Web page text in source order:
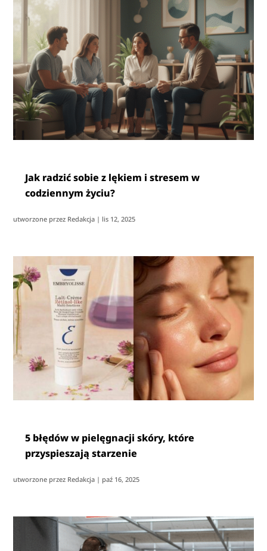
Jak radzić sobie z lękiem i stresem w
codziennym życiu?
utworzone przez Redakcja | lis 12, 2025
5 błędów w pielęgnacji skóry, które
przyspieszają starzenie
utworzone przez Redakcja | paź 16, 2025